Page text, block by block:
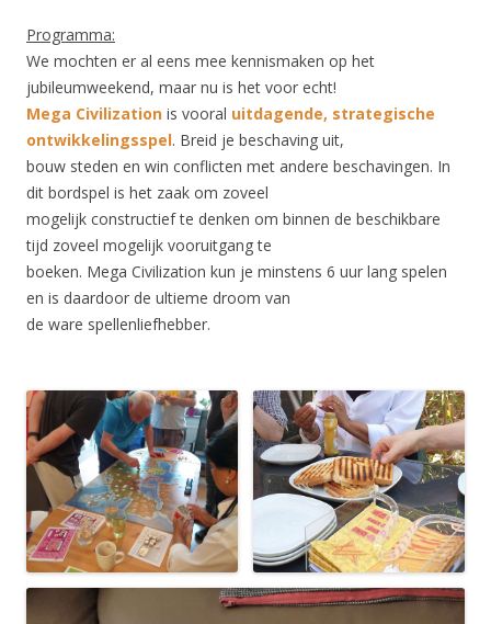
Programma:
We mochten er al eens mee kennismaken op het
jubileumweekend, maar nu is het voor echt!
Mega Civilization is vooral uitdagende, strategische
ontwikkelingsspel. Breid je beschaving uit,
bouw steden en win conflicten met andere beschavingen. In
dit bordspel is het zaak om zoveel
mogelijk constructief te denken om binnen de beschikbare
tijd zoveel mogelijk vooruitgang te
boeken. Mega Civilization kun je minstens 6 uur lang spelen
en is daardoor de ultieme droom van
de ware spellenliefhebber.